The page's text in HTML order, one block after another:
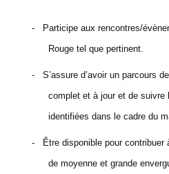
-
Participe aux rencontres/
Rouge tel que pertinent.
-
S’assure d’avoir un parcours
complet et à jour et de suivre
identifiées dans le cadre du
-
Être disponible pour
de moyenne et grande